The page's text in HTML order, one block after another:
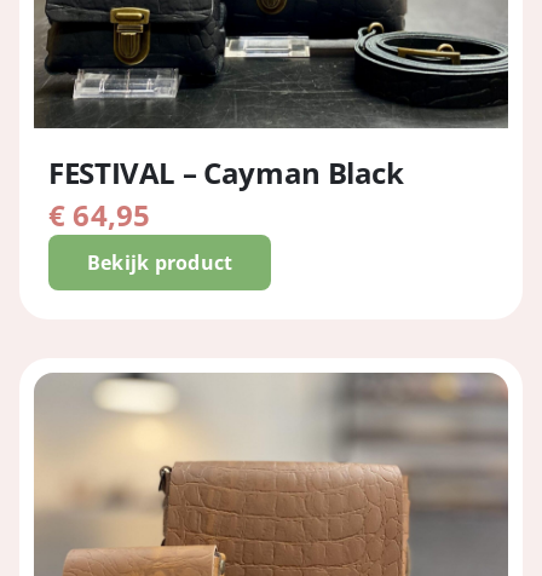
FESTIVAL – Cayman Black
Bekijk product
€ 64,95